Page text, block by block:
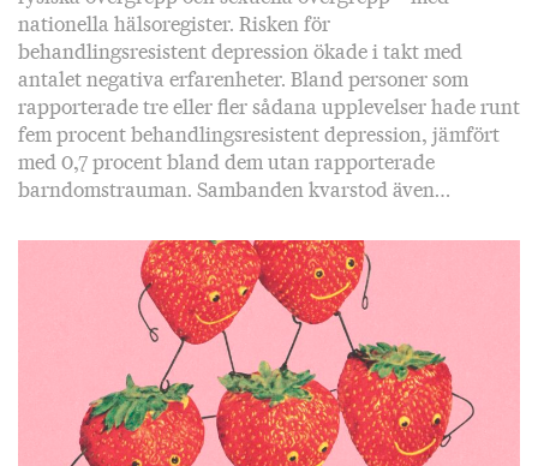
nationella hälsoregister. Risken för
behandlingsresistent depression ökade i takt med
antalet negativa erfarenheter. Bland personer som
rapporterade tre eller fler sådana upplevelser hade runt
fem procent behandlingsresistent depression, jämfört
med 0,7 procent bland dem utan rapporterade
barndomstrauman. Sambanden kvarstod även…